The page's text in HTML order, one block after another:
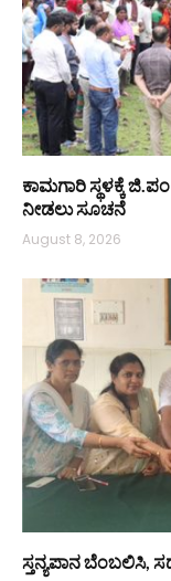
ಕಾಮಗಾರಿ ಸ್ಥಳಕ್ಕೆ
ನೀಡಲು ಸೂಚನೆ
August 8, 2026
ಸ್ತನ್ಯಪಾನ ಬೆಂಬಲಿಸಿ,